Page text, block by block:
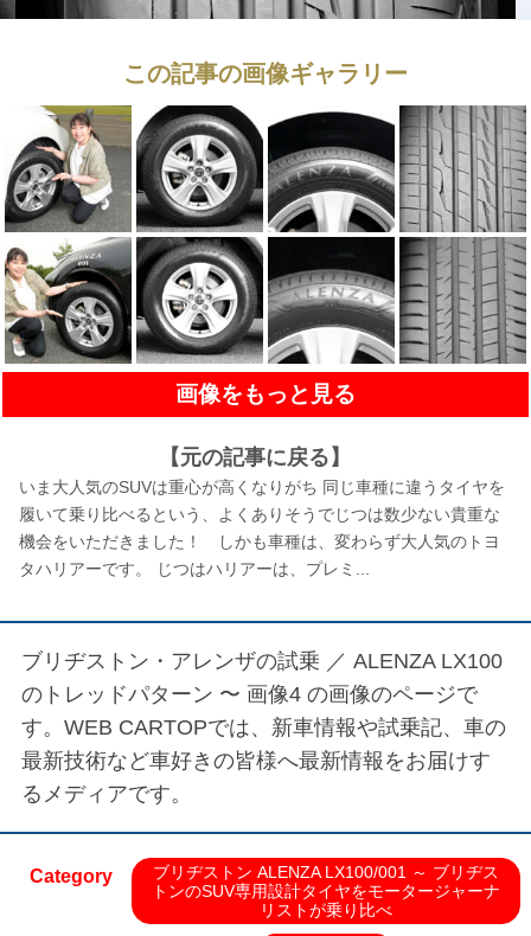
この記事の画像ギャラリー
画像をもっと見る
【元の記事に戻る】
いま大人気のSUVは重心が高くなりがち 同じ車種に違うタイヤを
履いて乗り比べるという、よくありそうでじつは数少ない貴重な
機会をいただきました！ しかも車種は、変わらず大人気のトヨ
タハリアーです。 じつはハリアーは、プレミ...
ブリヂストン・アレンザの試乗 ／ ALENZA LX100
のトレッドパターン 〜 画像4 の画像のページで
す。WEB CARTOPでは、新車情報や試乗記、車の
最新技術など車好きの皆様へ最新情報をお届けす
るメディアです。
Category
ブリヂストン ALENZA LX100/001 ～ ブリヂス
トンのSUV専用設計タイヤをモータージャーナ
リストが乗り比べ